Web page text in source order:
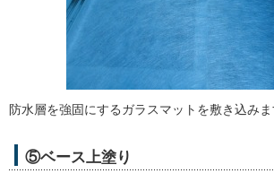
防水層を強固にするガラスマットを敷き込みま
⑤ベース上塗り